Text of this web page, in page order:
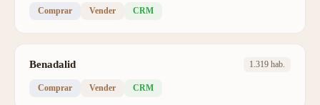
Comprar Vender CRM
Benadalid 1.319 hab.
Comprar Vender CRM